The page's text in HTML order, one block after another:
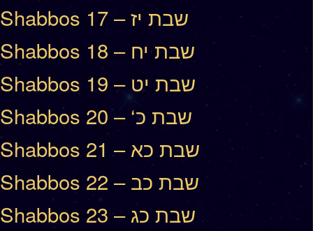
Shabbos 17 – שבת יז
Shabbos 18 – שבת יח
Shabbos 19 – שבת יט
Shabbos 20 – ‘שבת כ
Shabbos 21 – שבת כא
Shabbos 22 – שבת כב
Shabbos 23 – שבת כג